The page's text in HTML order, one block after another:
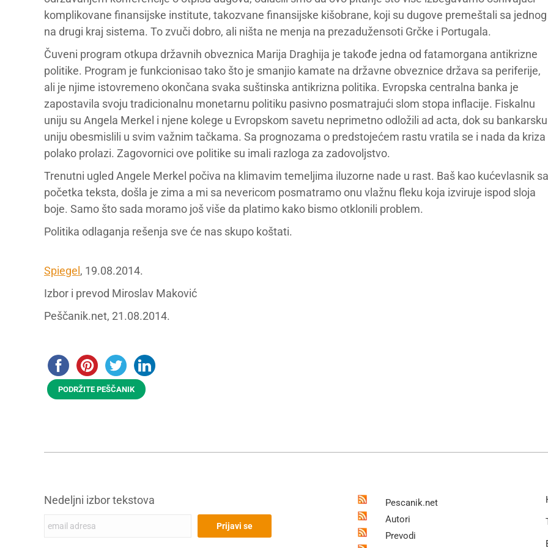
komplikovane finansijske institute, takozvane finansijske kišobrane, koji su dugove premeštali sa jednog
na drugi kraj sistema. To zvuči dobro, ali ništa ne menja na prezadužensoti Grčke i Portugala.
Čuveni program otkupa državnih obveznica Marija Draghija je takođe jedna od fatamorgana antikrizne
politike. Program je funkcionisao tako što je smanjio kamate na državne obveznice država sa periferije,
ali je njime istovremeno okončana svaka suštinska antikrizna politika. Evropska centralna banka je
zapostavila svoju tradicionalnu monetarnu politiku pasivno posmatrajući slom stopa inflacije. Fiskalnu
uniju su Angela Merkel i njene kolege u Evropskom savetu neprimetno odložili ad acta, dok su bankarsku
uniju obesmislili u svim važnim tačkama. Sa prognozama o predstojećem rastu vratila se i nada da kriza
polako prolazi. Zagovornici ove politike su imali razloga za zadovoljstvo.
Trenutni ugled Angele Merkel počiva na klimavim temeljima iluzorne nade u rast. Baš kao kućevlasnik sa
početka teksta, došla je zima a mi sa nevericom posmatramo onu vlažnu fleku koja izviruje ispod sloja
boje. Samo što sada moramo još više da platimo kako bismo otklonili problem.
Politika odlaganja rešenja sve će nas skupo koštati.
Spiegel , 19.08.2014.
Izbor i prevod Miroslav Maković
Peščanik.net, 21.08.2014.
PODRŽITE PEŠČANIK
Nedeljni izbor tekstova
Pescanik.net
Autori
Prevodi